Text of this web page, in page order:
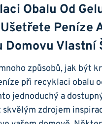
Obalu Od
Peníze
Domovu Vlastní
způsobů, jak být‌
při recyklaci obalu
jednoduchý a
skvělým zdrojem